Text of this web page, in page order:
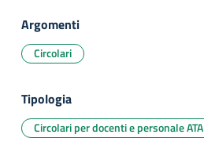
Argomenti
Circolari
Tipologia
Circolari per docenti e personale ATA